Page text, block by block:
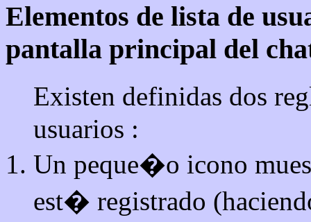
Elementos de lista de
pantalla principal del
Existen definidas dos
usuarios :
Un peque�o icono
est� registrado